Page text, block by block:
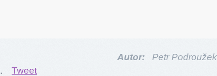
Autor:
Petr Podroužek
.
Tweet